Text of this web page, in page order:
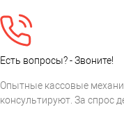
Есть вопросы? - Звоните!
Опытные кассовые
консультируют. За спрос